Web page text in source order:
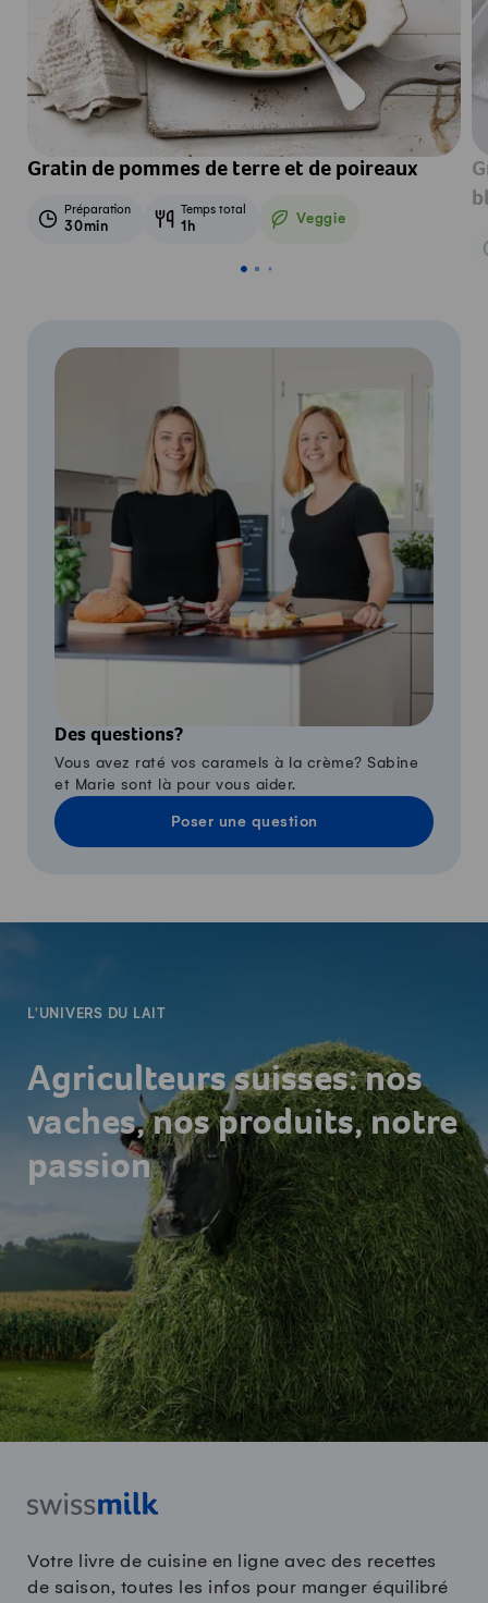
Gratin de pommes de terre et de poireaux
Préparation
30min
Temps total
1h Veggie
Veggie
Des questions?
Vous avez raté vos caramels à la crème? Sabine
et Marie sont là pour vous aider.
Poser une question
L'UNIVERS DU LAIT
Agriculteurs suisses: nos
vaches, nos produits, notre
passion
Votre livre de cuisine en ligne avec des recettes
de saison, toutes les infos pour manger équilibré